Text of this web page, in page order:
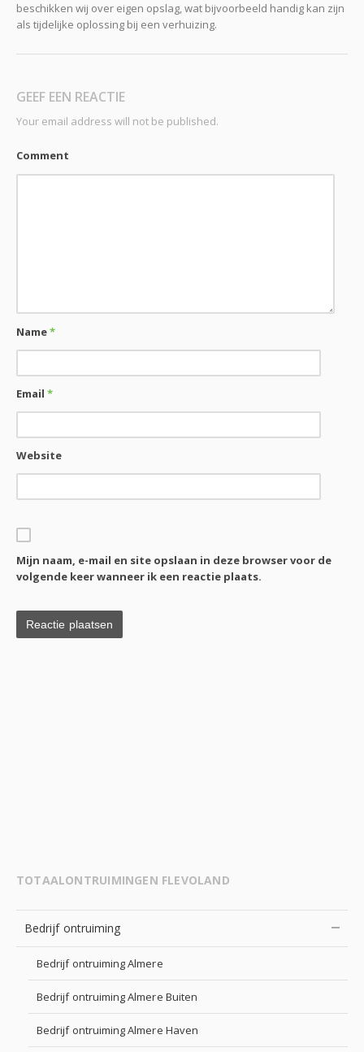
beschikken wij over eigen opslag, wat bijvoorbeeld handig kan zijn
als tijdelijke oplossing bij een verhuizing.
GEEF EEN REACTIE
Your email address will not be published.
Comment
Name*
Email*
Website
Mijn naam, e-mail en site opslaan in deze browser voor de
volgende keer wanneer ik een reactie plaats.
TOTAALONTRUIMINGEN FLEVOLAND
Bedrijf ontruiming
Bedrijf ontruiming Almere
Bedrijf ontruiming Almere Buiten
Bedrijf ontruiming Almere Haven